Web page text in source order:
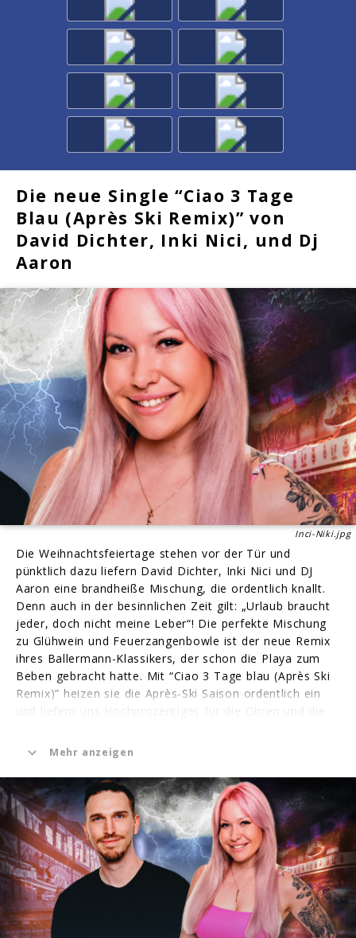
Die neue Single “Ciao 3 Tage
Blau (Après Ski Remix)” von
David Dichter, Inki Nici, und Dj
Aaron
Inci-Niki.jpg
Die Weihnachtsfeiertage stehen vor der Tür und
pünktlich dazu liefern David Dichter, Inki Nici und DJ
Aaron eine brandheiße Mischung, die ordentlich knallt.
Denn auch in der besinnlichen Zeit gilt: „Urlaub braucht
jeder, doch nicht meine Leber“! Die perfekte Mischung
zu Glühwein und Feuerzangenbowle ist der neue Remix
ihres Ballermann-Klassikers, der schon die Playa zum
Beben gebracht hatte. Mit “Ciao 3 Tage blau (Après Ski
Remix)” heizen sie die Après-Ski Saison ordentlich ein
mal das inoffizielle Motto der Après-Ski Saison und legt
den dazugehörigen Stimmungshit vor, mit der jede noch
so kalte Winter-Party in Sekundenbruchteilen auf
Betriebstemperatur gebracht wird!
Feier-Expertise haben die drei leidenschaftlichen
Ballermann-Liebhaber:innen schon jetzt mehr als genug:
David Dichter trägt seinen bevorzugten
Bewusstseinszustand schon im Nachnamen und hat
Mehr anzeigen